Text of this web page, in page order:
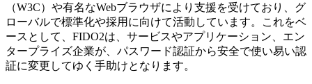
（W3C）や有名なWebブラウザにより支援を受けており、グ
ローバルで標準化や採用に向けて活動しています。これをベ
ースとして、FIDO2は、サービスやアプリケーション、エン
タープライズ企業が、パスワード認証から安全で使い易い認
証に変更してゆく手助けとなります。